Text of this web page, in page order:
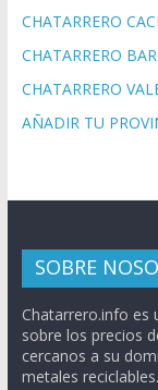
CHATARRERO
CHATARRERO
CHATARRERO
AÑADIR TU
SOBRE
Chatarrero.info es
sobre los precios
cercanos a su
metales reciclables.